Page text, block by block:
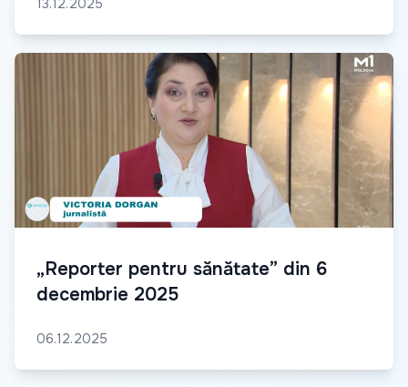
13.12.2025
„Reporter pentru sănătate” din 6
decembrie 2025
06.12.2025